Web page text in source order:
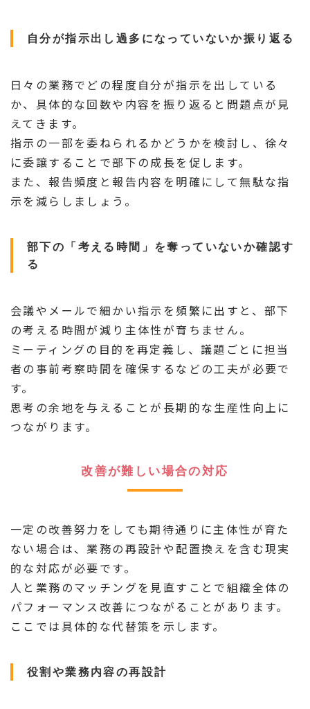
自分が指示出し過多になっていないか振り返る
日々の業務でどの程度自分が指示を出している
か、具体的な回数や内容を振り返ると問題点が見
えてきます。
指示の一部を委ねられるかどうかを検討し、徐々
に委譲することで部下の成長を促します。
また、報告頻度と報告内容を明確にして無駄な指
示を減らしましょう。
部下の「考える時間」を奪っていないか確認す
る
会議やメールで細かい指示を頻繁に出すと、部下
の考える時間が減り主体性が育ちません。
ミーティングの目的を再定義し、議題ごとに担当
者の事前考察時間を確保するなどの工夫が必要で
す。
思考の余地を与えることが長期的な生産性向上に
つながります。
改善が難しい場合の対応
一定の改善努力をしても期待通りに主体性が育た
ない場合は、業務の再設計や配置換えを含む現実
的な対応が必要です。
人と業務のマッチングを見直すことで組織全体の
パフォーマンス改善につながることがあります。
ここでは具体的な代替策を示します。
役割や業務内容の再設計